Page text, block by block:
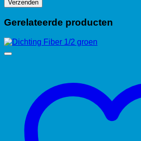
Gerelateerde producten